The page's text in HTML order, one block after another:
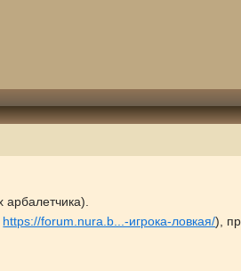
https://forum.nura.b...-игрока-ловкая/),